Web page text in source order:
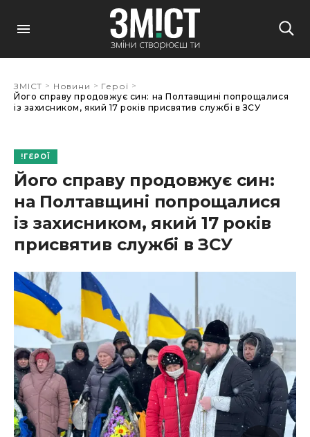
ЗМІСТ > Новини > Герої >
Його справу продовжує син: на Полтавщині попрощалися
із захисником, який 17 років присвятив службі в ЗСУ
ГЕРОЇ
Його справу продовжує син:
на Полтавщині попрощалися
із захисником, який 17 років
присвятив службі в ЗСУ